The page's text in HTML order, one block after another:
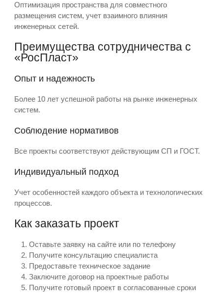
Оптимизация пространства для совместного
размещения систем, учет взаимного влияния
инженерных сетей.
Преимущества сотрудничества с
«РосПласт»
Опыт и надежность
Более 10 лет успешной работы на рынке инженерных
систем.
Соблюдение нормативов
Все проекты соответствуют действующим СП и ГОСТ.
Индивидуальный подход
Учет особенностей каждого объекта и технологических
процессов.
Как заказать проект
Оставьте заявку на сайте или по телефону
Получите консультацию специалиста
Предоставьте техническое задание
Заключите договор на проектные работы
Получите готовый проект в согласованные сроки